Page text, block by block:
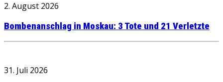
2. August 2026
Bombenanschlag in Moskau: 3 Tote und 21 Verletzte
31. Juli 2026